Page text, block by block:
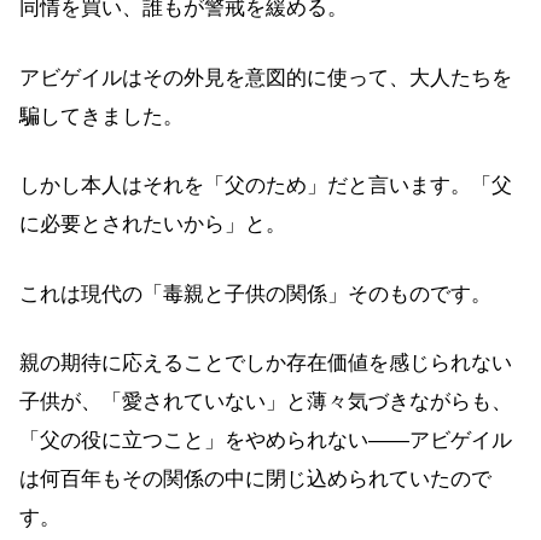
同情を買い、誰もが警戒を緩める。
アビゲイルはその外見を意図的に使って、大人たちを
騙してきました。
しかし本人はそれを「父のため」だと言います。「父
に必要とされたいから」と。
これは現代の「毒親と子供の関係」そのものです。
親の期待に応えることでしか存在価値を感じられない
子供が、「愛されていない」と薄々気づきながらも、
「父の役に立つこと」をやめられない——アビゲイル
は何百年もその関係の中に閉じ込められていたので
す。